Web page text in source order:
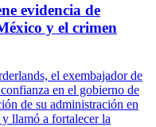
evidencia de
y el crimen
el exembajador de
en el gobierno de
de su administración en
llamó a fortalecer la